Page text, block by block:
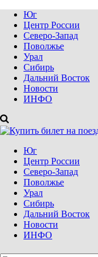
Юг
Центр России
Северо-Запад
Поволжье
Урал
Сибирь
Дальний Восток
Новости
ИНФО
Юг
Центр России
Северо-Запад
Поволжье
Урал
Сибирь
Дальний Восток
Новости
ИНФО